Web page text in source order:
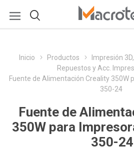
Inicio Productos
Impresión
Repuestos y Acc.
Fuente de Alimentación Creality 350W
350-24
Fuente de
350W para
350-24